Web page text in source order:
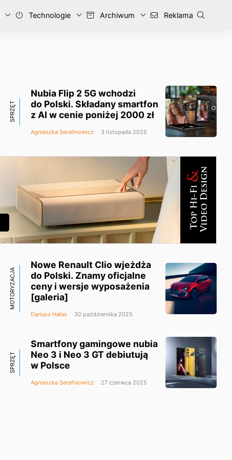
Technologie Archiwum Reklama
SPRZĘT
Nubia Flip 2 5G wchodzi
do Polski. Składany smartfon
z AI w cenie poniżej 2000 zł
Agnieszka Serafinowicz 3 listopada 2025
MOTORYZACJA
Nowe Renault Clio wjeżdża
do Polski. Znamy oficjalne
ceny i wersje wyposażenia
[galeria]
Dariusz Hałas 30 października 2025
SPRZĘT
Smartfony gamingowe nubia
Neo 3 i Neo 3 GT debiutują
w Polsce
Agnieszka Serafinowicz 27 czerwca 2025